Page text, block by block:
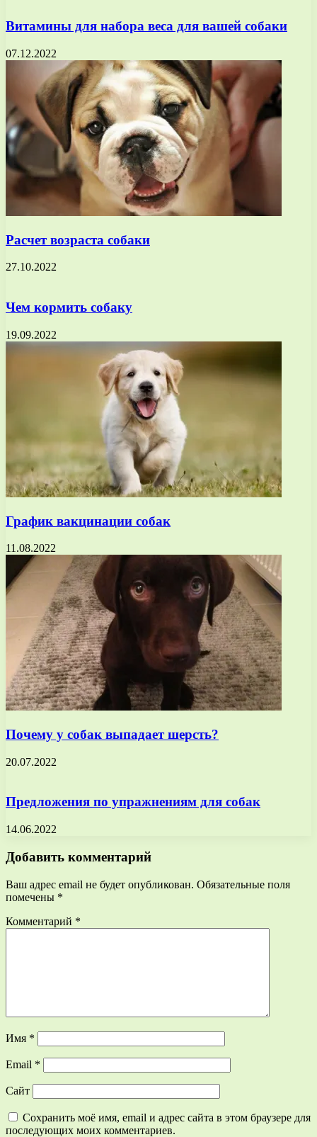
Витамины для набора веса для вашей собаки
07.12.2022
Расчет возраста собаки
27.10.2022
Чем кормить собаку
19.09.2022
График вакцинации собак
11.08.2022
Почему у собак выпадает шерсть?
20.07.2022
Предложения по упражнениям для собак
14.06.2022
Добавить комментарий
Ваш адрес email не будет опубликован. Обязательные поля
помечены *
Комментарий *
Имя *
Email *
Сайт
Сохранить моё имя, email и адрес сайта в этом браузере для
последующих моих комментариев.